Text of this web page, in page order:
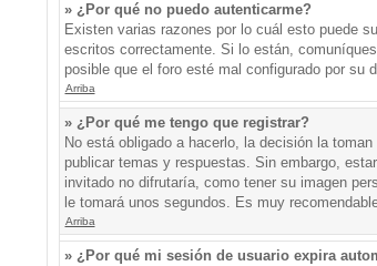
» ¿Por qué no puedo autenticarme?
Existen varias razones por lo cuál esto puede
escritos correctamente. Si lo están,
posible que el foro esté mal configurado por su
Arriba
» ¿Por qué me tengo que registrar?
No está obligado a hacerlo, la decisión la
publicar temas y respuestas. Sin embargo,
invitado no difrutaría, como tener su imagen
le tomará unos segundos. Es muy
Arriba
» ¿Por qué mi sesión de usuario expira